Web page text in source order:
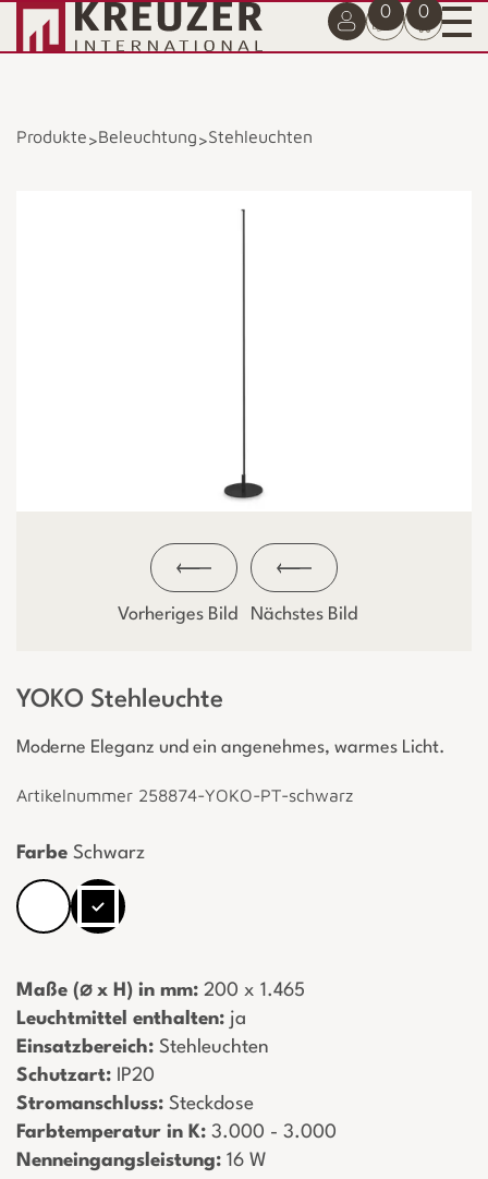
0 0
Produkte>Beleuchtung>Stehleuchten
Vorheriges Bild Nächstes Bild
YOKO Stehleuchte
Moderne Eleganz und ein angenehmes, warmes Licht.
Artikelnummer 258874-YOKO-PT-schwarz
Farbe Schwarz
Maße (⌀ x H) in mm: ­ 200 x 1.465
Leuchtmittel enthalten: ­ ja
Einsatzbereich: ­ Stehleuchten
Schutzart: ­ IP20
Stromanschluss: ­ Steckdose
Farbtemperatur in K: ­ 3.000 - 3.000
Nenneingangsleistung: ­ 16 W